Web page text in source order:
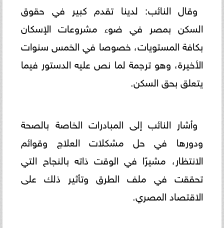
وقال النائب: لدينا تقدم كبير في حقوق
السكن بمصر في ضوء مشروعات الإسكان
بكافة المستويات، خصوصا في الخمس سنوات
الأخيرة، وهو ترجمة لما نص عليه الدستور فيما
يتعلق بحق السكن.
وأشار النائب إلى المبادرات الخاصة بالصحة
ودورها في حل مشكلات العلاج وقوائم
الانتظار، مشيرًا في الوقت ذاته بالنجاح التي
تحققت في ملف الطرق وتأثير ذلك على
الاقتصاد المصري.